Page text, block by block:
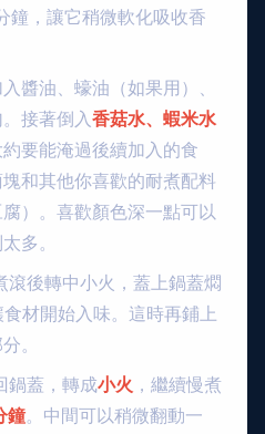
鐘，讓它稍微軟化吸收香
醬油、蠔油（如果用）、
接著倒入香菇水、蝦米水
約要能淹過後續加入的食
和其他你喜歡的耐煮配料
腐）。喜歡顏色深一點可以
多。
滾後轉中小火，蓋上鍋蓋燜
材開始入味。這時再鋪上
。
鍋蓋，轉成小火 ，繼續慢煮
鐘。中間可以稍微翻動一